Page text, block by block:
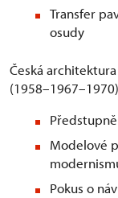
Transfer
osudy
Česká
Modelové
Pokus o